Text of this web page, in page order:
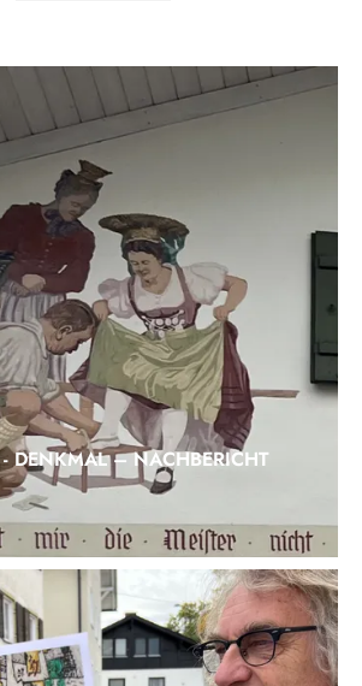
DENKMAL – NACHBERICHT